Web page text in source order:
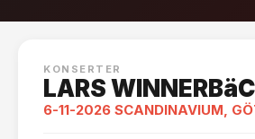
KONSERTER
LARS
6-11-2026 SCANDINAVIUM,